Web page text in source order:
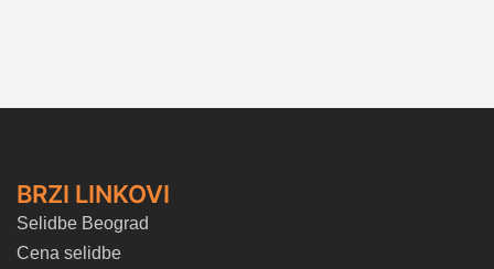
BRZI LINKOVI
Selidbe Beograd
Cena selidbe